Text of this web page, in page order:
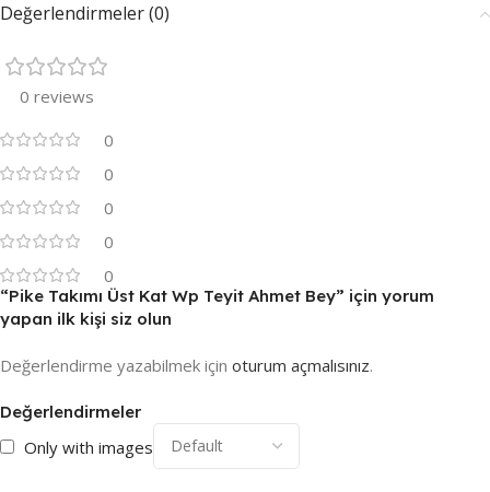
Değerlendirmeler (0)
0 reviews
0
0
0
0
0
Değerlendirmeler
Only with images
“Pike Takımı Üst Kat Wp Teyit Ahmet Bey” için yorum
yapan ilk kişi siz olun
Değerlendirme yazabilmek için oturum açmalısınız.